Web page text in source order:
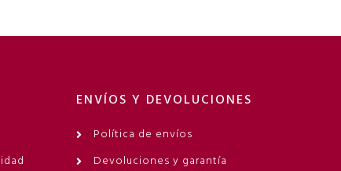
ENVÍOS Y DEVOLUCIONES
Política de envíos
Devoluciones y garantía